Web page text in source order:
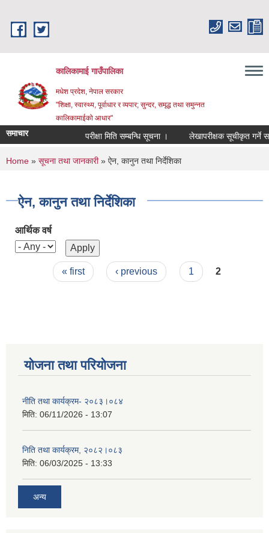
कालिकामाई गाउँपालिका
मधेश प्रदेश, नेपाल सरकार
"शिक्षा, स्वास्थ्य, पूर्वाधार र व्यपार; सुन्दर, समृद्ध तथा समुन्नत
कालिकामाईको आधार"
समाचार परीक्षा मिति सम्बन्धि सूचना । लेखापरीक्षक सूचीकृत गर्ने
You are here
Home » सूचना तथा जानकारी» ऐन, कानुन तथा निर्देशिका
ऐन, कानुन तथा निर्देशिका
आर्थिक वर्ष
Pages« first ‹ previous 1 2
योजना तथा परियोजना
नीति तथा कार्यक्रम- २०८३।०८४
मिति: 06/11/2026 - 13:07
निति तथा कार्यक्रम, २०८२।०८३
मिति: 06/03/2025 - 13:33
अन्य